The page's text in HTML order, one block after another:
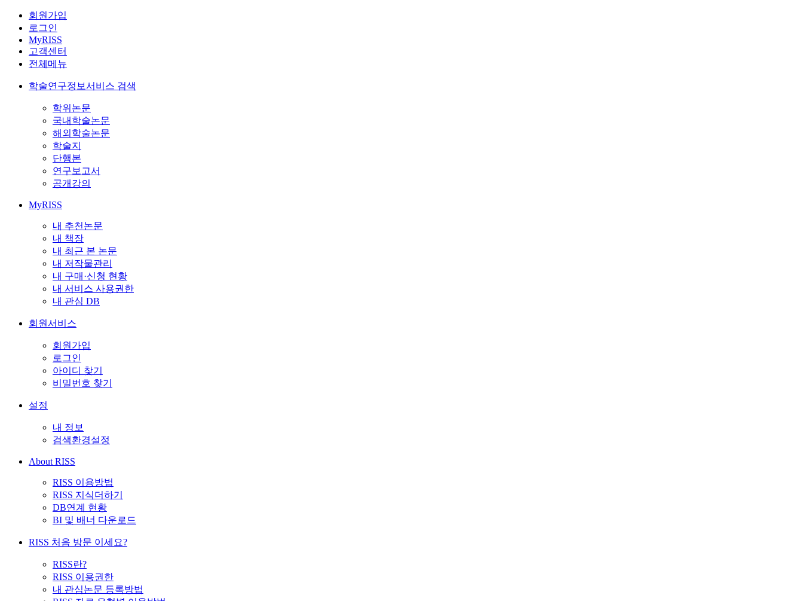
회원가입
로그인
MyRISS
고객센터
전체메뉴
학술연구정보서비스 검색
학위논문
국내학술논문
해외학술논문
학술지
단행본
연구보고서
공개강의
MyRISS
내 추천논문
내 책장
내 최근 본 논문
내 저작물관리
내 구매·신청 현황
내 서비스 사용권한
내 관심 DB
회원서비스
회원가입
로그인
아이디 찾기
비밀번호 찾기
설정
내 정보
검색환경설정
About RISS
RISS 이용방법
RISS 지식더하기
DB연계 현황
BI 및 배너 다운로드
RISS 처음 방문 이세요?
RISS란?
RISS 이용권한
내 관심논문 등록방법